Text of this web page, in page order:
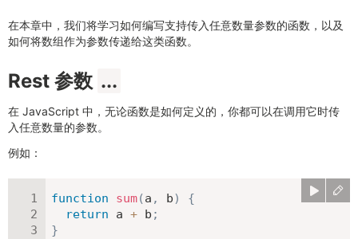
在本章中，我们将学习如何编写支持传入任意数量参数的函数，以及
如何将数组作为参数传递给这类函数。
Rest 参数 ...
在 JavaScript 中，无论函数是如何定义的，你都可以在调用它时传
入任意数量的参数。
例如：
function sum(a , b)
{
return a + b ;
}